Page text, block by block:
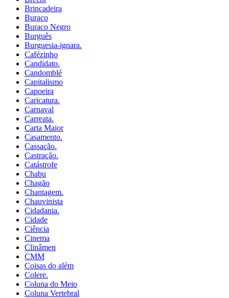
Brincadeira
Buraco
Buraco Negro
Burguês
Burguesia-ignara.
Cafézinho
Candidato.
Candomblé
Capitalismo
Capoeira
Caricatura.
Carnaval
Carreata.
Carta Maior
Casamento.
Cassação.
Castração.
Catástrofe
Chabu
Chagão
Chantagem.
Chauvinista
Cidadania.
Cidade
Ciência
Cinema
Clinâmen
CMM
Coisas do além
Colere.
Coluna do Meio
Coluna Vertebral